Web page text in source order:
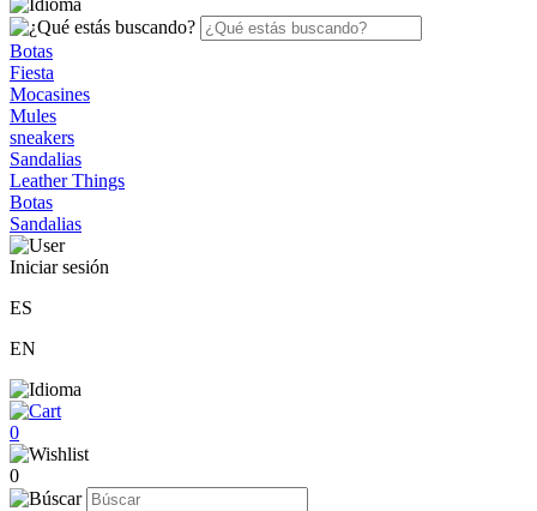
Botas
Fiesta
Mocasines
Mules
sneakers
Sandalias
Leather Things
Botas
Sandalias
Iniciar sesión
ES
EN
0
0